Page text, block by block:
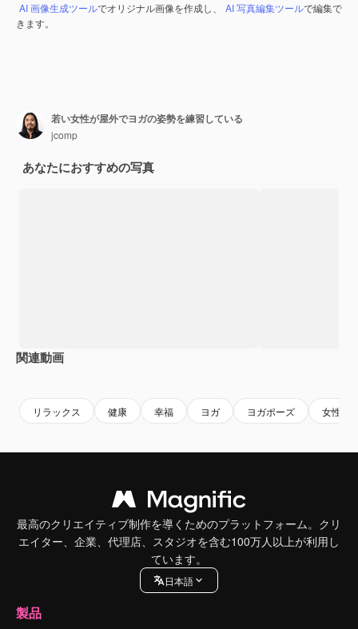
AI 画像生成ツールでオリジナル画像を作成し、 AI 写真編集ツールで編集で
きます。
若い女性が屋外でヨガの姿勢を練習している
jcomp
あなたにおすすめの写真
関連動画
リラックス 健康 幸福 ヨガ ヨガポーズ 女性
最高のクリエイティブ制作を導くためのプラットフォーム。クリ
エイター、企業、代理店、スタジオを含む100万人以上が利用し
ています。
日本語
製品